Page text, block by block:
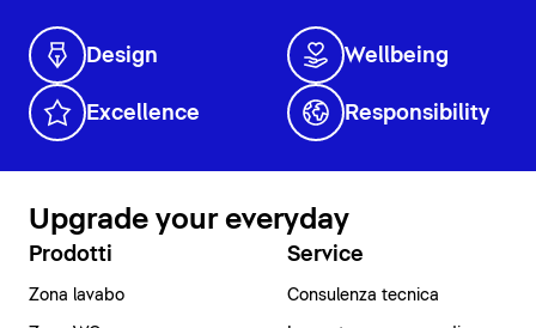
Design Wellbeing
Excellence Responsibility
Upgrade your everyday
Prodotti
Zona lavabo
Service
Consulenza tecnica